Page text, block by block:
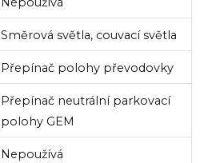
Směrová světla, couvací světla
Přepínač polohy převodovky
Přepínač neutrální parkovací
polohy GEM
Nepoužívá